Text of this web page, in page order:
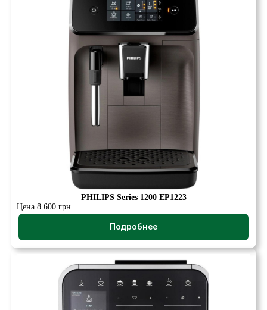
PHILIPS Series 1200 EP1223
Цена 8 600 грн.
Подробнее